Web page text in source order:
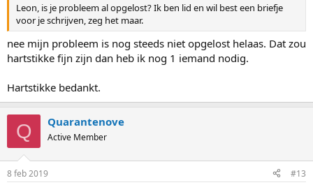
Leon, is je probleem al opgelost? Ik ben lid en wil best een briefje
voor je schrijven, zeg het maar.
nee mijn probleem is nog steeds niet opgelost helaas. Dat zou
hartstikke fijn zijn dan heb ik nog 1 iemand nodig.
Hartstikke bedankt.
Q Quarantenove
Active Member
8 feb 2019 #13